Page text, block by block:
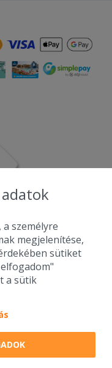
- Diston-line Kft.
egy helyen az összes
étterem ajánlata.
személyre
megjelenítése,
sütiket
a sütik